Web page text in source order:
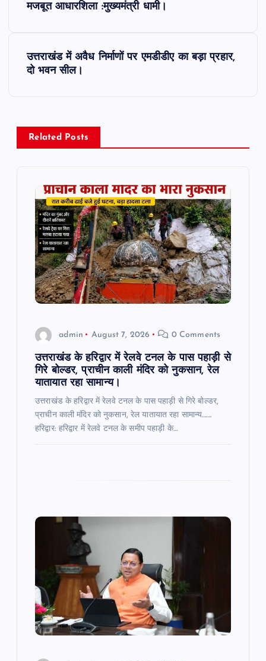
a
v
मजबूत आधारशिला :मुख्यमंत्री धामी।
उत्तराखंड में अवैध निर्माणों पर एमडीडीए का बड़ा प्रहार,
दो भवन सील।
Related Posts
admin August 7, 2026 0 Comments
उत्तराखंड के हरिद्वार में रेलवे टनल के पास पहाड़ी से
गिरे बोल्डर, प्राचीन काली मंदिर को नुकसान, रेल
यातायात रहा सामान्य।
उत्तराखंड के हरिद्वार में रेलवे टनल के पास पहाड़ी से गिरे बोल्डर,
प्राचीन काली मंदिर को नुकसान, रेल यातायात रहा सामान्य…….
हरिद्वार: हरिद्वार में रेलवे टनल के समीप पहाड़ी के…